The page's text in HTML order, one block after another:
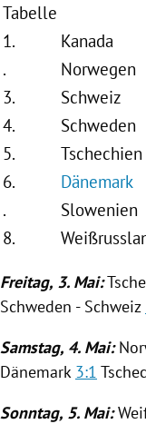
Tabelle
1.
Kanada
.
Norwegen
3.
Schweiz
4.
Schweden
5.
Tschechien
6.
Dänemark
.
Slowenien
8.
Freitag, 3. Mai:
Schweden - Schweiz
Samstag, 4. Mai:
Dänemark 3:1
Sonntag, 5. Mai: